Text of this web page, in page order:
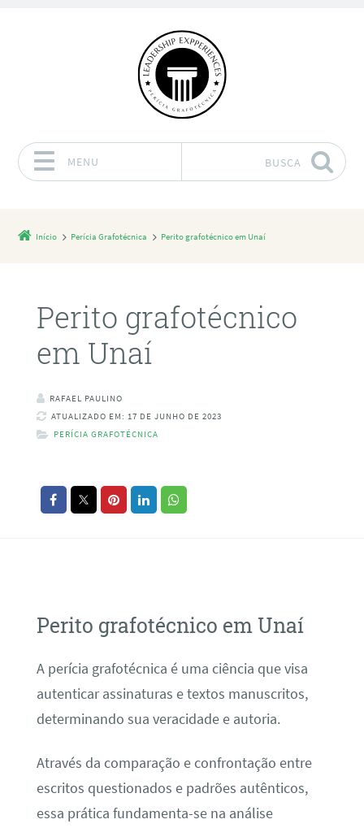
MENU BUSCA
Início Perícia Grafotécnica Perito grafotécnico em Unaí
Perito grafotécnico
em Unaí
RAFAEL PAULINO
ATUALIZADO EM: 17 DE JUNHO DE 2023
PERÍCIA GRAFOTÉCNICA
Perito grafotécnico em Unaí
A perícia grafotécnica é uma ciência que visa
autenticar assinaturas e textos manuscritos,
determinando sua veracidade e autoria.
Através da comparação e confrontação entre
escritos questionados e padrões autênticos,
essa prática fundamenta-se na análise